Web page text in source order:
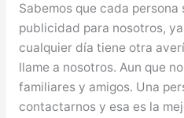
Sabemos que cada
publicidad para nosotros,
cualquier día tiene otra
llame a nosotros. Aun que
familiares y amigos. Una
contactarnos y esa es la